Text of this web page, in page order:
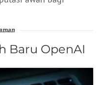
Baru OpenAI